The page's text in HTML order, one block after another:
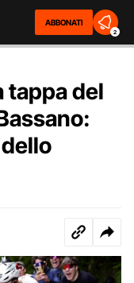
ABBONATI
2
tappa del